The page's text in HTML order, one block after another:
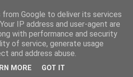
Google to deliver its services
IP address and user-agent are
with performance and security
of service, generate usage
and address abuse.
MORE GOT IT